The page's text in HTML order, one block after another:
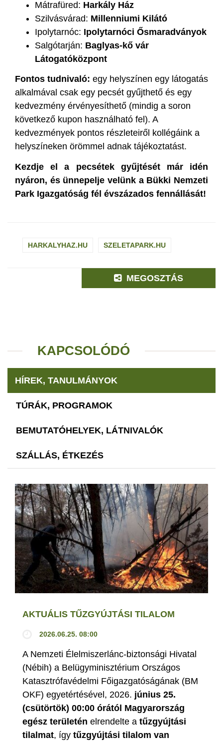
Mátrafüred: Harkály Ház
Szilvásvárad: Millenniumi Kilátó
Ipolytarnóc: Ipolytarnóci Ősmaradványok
Salgótarján: Baglyas-kő vár
Látogatóközpont
Fontos tudnivaló: egy helyszínen egy látogatás
alkalmával csak egy pecsét gyűjthető és egy
kedvezmény érvényesíthető (mindig a soron
következő kupon használható fel). A
kedvezmények pontos részleteiről kollégáink a
helyszíneken örömmel adnak tájékoztatást.
Kezdje el a pecsétek gyűjtését már idén
nyáron, és ünnepelje velünk a Bükki Nemzeti
Park Igazgatóság fél évszázados fennállását!
HARKALYHAZ.HU SZELETAPARK.HU
MEGOSZTÁS
KAPCSOLÓDÓ
HÍREK, TANULMÁNYOK
TÚRÁK, PROGRAMOK
BEMUTATÓHELYEK, LÁTNIVALÓK
SZÁLLÁS, ÉTKEZÉS
AKTUÁLIS TŰZGYÚJTÁSI TILALOM
2026.06.25. 08:00
A Nemzeti Élelmiszerlánc-biztonsági Hivatal
(Nébih) a Belügyminisztérium Országos
Katasztrófavédelmi Főigazgatóságának (BM
OKF) egyetértésével, 2026. június 25.
(csütörtök) 00:00 órától Magyarország
egész területén elrendelte a tűzgyújtási
tilalmat, így tűzgyújtási tilalom van